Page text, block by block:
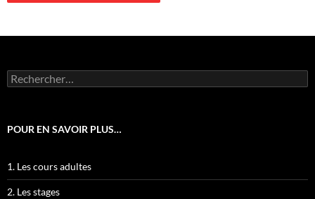
Rechercher :
POUR EN SAVOIR PLUS…
1. Les cours adultes
2. Les stages